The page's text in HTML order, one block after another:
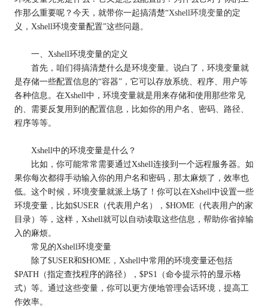
作那么重要呢？今天，就带你一起搞清楚“Xshell环境变量的定
义，Xshell环境变量配置”这些问题。
一、Xshell环境变量的定义
首先，咱们得搞清楚什么是环境变量。说白了，环境变量就
是存储一些配置信息的“容器”，它可以存放系统、程序、用户等
各种信息。在Xshell中，环境变量就是用来存储和使用那些常见
的、需要反复用到的配置信息，比如你的用户名、密码、路径、
程序等等。
Xshell中的环境变量是什么？
比如，你可能常常需要通过Xshell连接到一个远程服务器。如
果你每次都得手动输入你的用户名和密码，那太麻烦了，效率也
低。这个时候，环境变量就派上场了！你可以在Xshell中设置一些
环境变量，比如$USER（代表用户名），$HOME（代表用户的家
目录）等，这样，Xshell就可以自动读取这些信息，帮助你省掉输
入的麻烦。
常见的Xshell环境变量
除了$USER和$HOME，Xshell中常用的环境变量还包括
$PATH（指定查找程序的路径），$PS1（命令提示符的显示格
式）等。通过这些变量，你可以更方便地管理会话环境，提高工
作效率。